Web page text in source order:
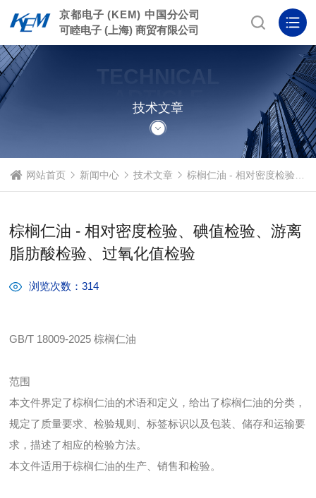
京都电子 (KEM) 中国分公司
可睦电子 (上海) 商贸有限公司
ARTICLE
技术文章
网站首页 新闻中心 技术文章 棕榈仁油 - 相对密度检验、碘值检验、游离脂肪酸检验、过氧化值检验
棕榈仁油 - 相对密度检验、碘值检验、游离
脂肪酸检验、过氧化值检验
浏览次数：314
GB/T 18009-2025 棕榈仁油
范围
本文件界定了棕榈仁油的术语和定义，给出了棕榈仁油的分类，
规定了质量要求、检验规则、标签标识以及包装、储存和运输要
求，描述了相应的检验方法。
本文件适用于棕榈仁油的生产、销售和检验。